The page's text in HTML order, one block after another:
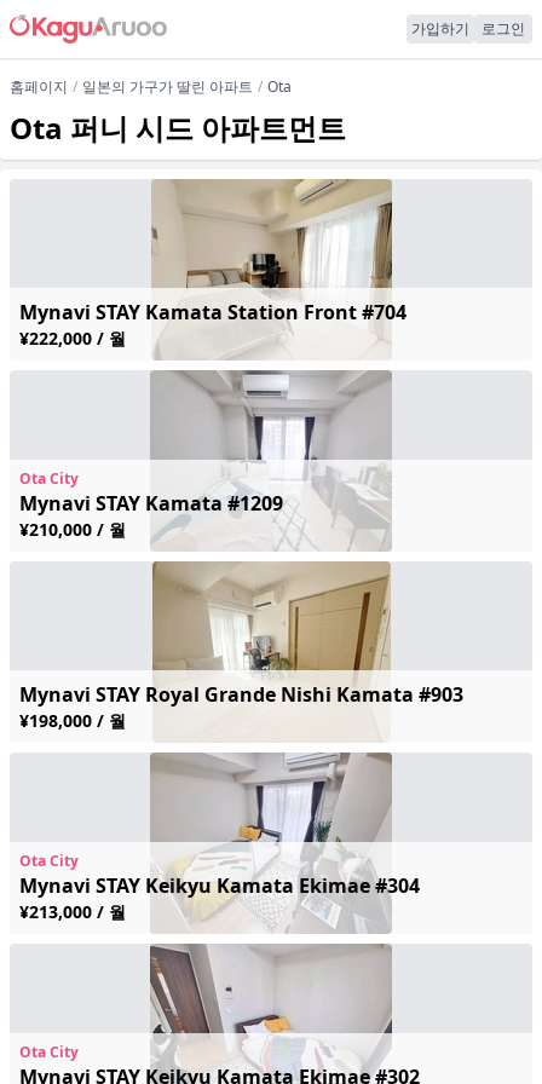
가입하기 로그인
홈페이지 일본의 가구가 딸린 아파트 Ota
Ota 퍼니 시드 아파트먼트
Mynavi STAY Kamata Station Front #704
¥222,000 / 월
Ota City
Mynavi STAY Kamata #1209
¥210,000 / 월
Mynavi STAY Royal Grande Nishi Kamata #903
¥198,000 / 월
Ota City
Mynavi STAY Keikyu Kamata Ekimae #304
¥213,000 / 월
Ota City
Mynavi STAY Keikyu Kamata Ekimae #302